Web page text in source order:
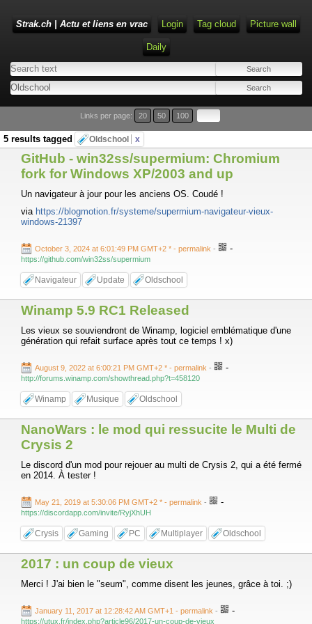
Strak.ch | Actu et liens en vrac Login Tag cloud Picture wall
Daily
Links per page: 20 50 100
5 results tagged Oldschool x
GitHub - win32ss/supermium: Chromium
fork for Windows XP/2003 and up
Un navigateur à jour pour les anciens OS. Coudé !
via https://blogmotion.fr/systeme/supermium-navigateur-vieux-
windows-21397
October 3, 2024 at 6:01:49 PM GMT+2 * - permalink - -
https://github.com/win32ss/supermium
Navigateur Update Oldschool
Winamp 5.9 RC1 Released
Les vieux se souviendront de Winamp, logiciel emblématique d'une
génération qui refait surface après tout ce temps ! x)
August 9, 2022 at 6:00:21 PM GMT+2 * - permalink - -
http://forums.winamp.com/showthread.php?t=458120
Winamp Musique Oldschool
NanoWars : le mod qui ressucite le Multi de
Crysis 2
Le discord d'un mod pour rejouer au multi de Crysis 2, qui a été fermé
en 2014. À tester !
May 21, 2019 at 5:30:06 PM GMT+2 * - permalink - -
https://discordapp.com/invite/RyjXhUH
Crysis Gaming PC Multiplayer Oldschool
2017 : un coup de vieux
Merci ! J'ai bien le "seum", comme disent les jeunes, grâce à toi. ;)
January 11, 2017 at 12:28:42 AM GMT+1 - permalink - -
https://utux.fr/index.php?article96/2017-un-coup-de-vieux